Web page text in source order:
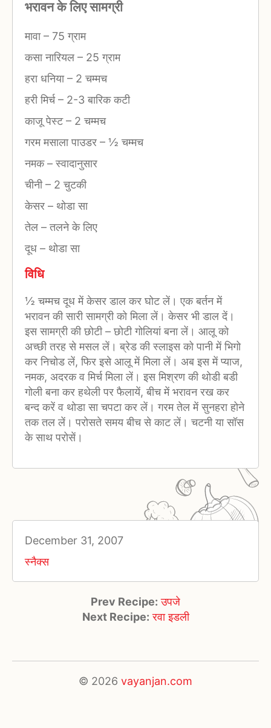
भरावन के लिए सामग्री
मावा– 75 ग्राम
कसा नारियल – 25 ग्राम
हरा धनिया– 2 चम्मच
हरी मिर्च– 2-3 बारिक कटी
काजू पेस्ट– 2 चम्मच
गरम मसाला पाउडर – ½ चम्मच
नमक–स्वादानुसार
चीनी– 2 चुटकी
केसर – थोडा सा
तेल –तलने के लिए
दूध – थोडा सा
विधि
½ चम्मच दूध में केसर डाल कर घोट लें। एक बर्तन में
भरावन की सारी सामग्री को मिला लें। केसर भी डाल दें।
इस सामग्री की छोटी – छोटी गोलियां बना लें। आलू को
अच्छी तरह से मसल लें। ब्रेड की स्लाइस को पानी में भिगो
कर निचोड लें, फिर इसे आलू में मिला लें। अब इस में प्याज,
नमक, अदरक व मिर्च मिला लें। इस मिश्रण की थोडी बडी
गोली बना कर हथेली पर फैलायें, बीच में भरावन रख कर
बन्द करें व थोडा सा चपटा कर लें। गरम तेल में सुनहरा होने
तक तल लें। परोसते समय बीच से काट लें। चटनी या सॉस
के साथ परोसें।
December 31, 2007
स्नैक्स
Prev Recipe: उपजे
Next Recipe: रवा इडली
© 2026 vayanjan.com